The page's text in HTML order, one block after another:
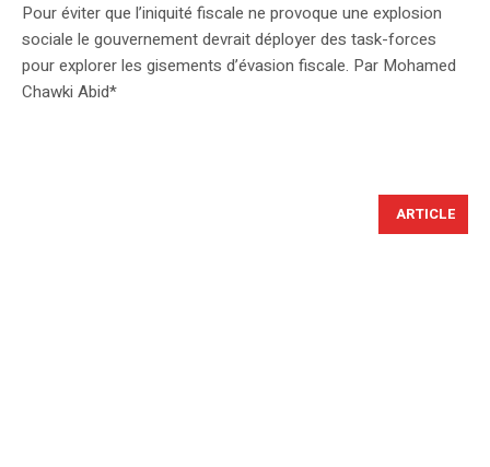
Pour éviter que l’iniquité fiscale ne provoque une explosion
sociale le gouvernement devrait déployer des task-forces
pour explorer les gisements d’évasion fiscale. Par Mohamed
Chawki Abid*
ARTICLE